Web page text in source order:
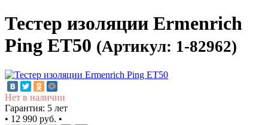
Тестер изоляции Ermenrich
Ping ET50 (Артикул: 1-82962)
Нет в наличии
Гарантия: 5 лет
• 12 990 руб. •